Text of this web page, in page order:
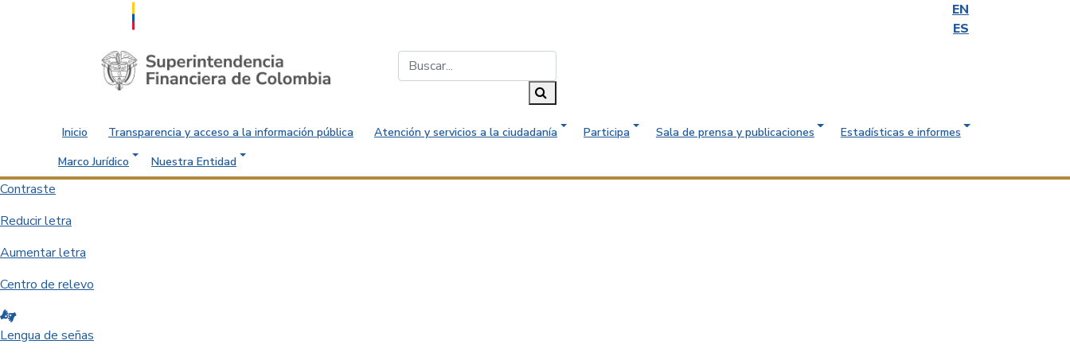
EN
ES
Saltar al contenido principal
Inicio Transparencia y acceso a la información pública Atención y servicios a la ciudadanía Participa Sala de prensa y publicaciones
Estadísticas e informes
Marco Jurídico
Nuestra Entidad
Contraste
Reducir letra
Aumentar letra
Centro de relevo
Lengua de señas